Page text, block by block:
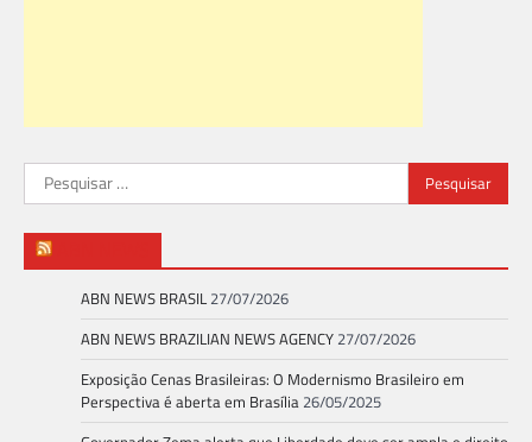
Pesquisar
por:
ABN NEWS BRASIL 27/07/2026
ABN NEWS BRAZILIAN NEWS AGENCY 27/07/2026
Exposição Cenas Brasileiras: O Modernismo Brasileiro em
Perspectiva é aberta em Brasília 26/05/2025